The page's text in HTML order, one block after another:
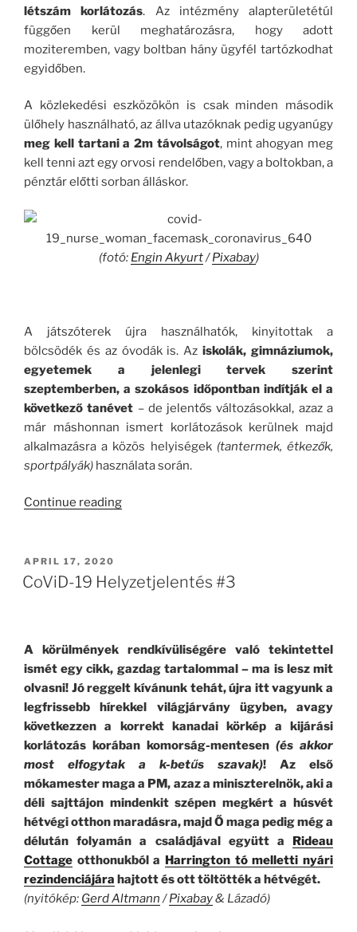
létszám korlátozás. Az intézmény alapterületétúl
függően kerül meghatározásra, hogy adott
moziteremben, vagy boltban hány ügyfél tartózkodhat
egyidőben.
A közlekedési eszközökön is csak minden második
ülőhely használható, az állva utazóknak pedig ugyanúgy
meg kell tartani a 2m távolságot, mint ahogyan meg
kell tenni azt egy orvosi rendelőben, vagy a boltokban, a
pénztár előtti sorban álláskor.
(fotó: Engin Akyurt/Pixabay)
A játszóterek újra használhatók, kinyitottak a
bölcsödék és az óvodák is. Aziskolák, gimnáziumok,
egyetemek a jelenlegi tervek szerint
szeptemberben, a szokásos időpontban indítják el a
következő tanévet – de jelentős változásokkal, azaz a
már máshonnan ismert korlátozások kerülnek majd
alkalmazásra a közös helyiségek (tantermek, étkezők,
sportpályák) használata során.
Continue reading“CoViD-
(Piros,
POSTED
ON
APRIL 17, 2020
CoViD-19 Helyzetjelentés #3
A körülmények rendkívüliségére való tekintettel
ismét egy cikk, gazdag tartalommal – ma is lesz mit
olvasni! Jó reggelt kívánunk tehát, újra itt vagyunk a
legfrissebb hírekkel világjárvány ügyben, avagy
következzen a korrekt kanadai körkép a kijárási
korlátozás korában komorság-mentesen (és akkor
most elfogytak a k-betűs szavak)! Az első
mókamester maga a PM, azaz a miniszterelnök, aki a
déli sajttájon mindenkit szépen megkért a húsvét
hétvégi otthon maradásra, majd Ő maga pedig még a
délután folyamán a családjával együtt a Rideau
Cottage otthonukból a Harrington tó melletti nyári
rezindenciájára hajtott és ott töltötték a hétvégét.
(nyitókép: Gerd Altmann /Pixabay& Lázadó)